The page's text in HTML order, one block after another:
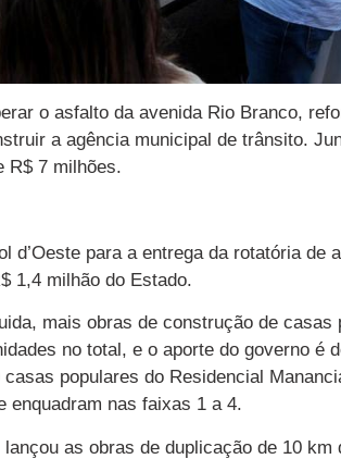
o asfalto da avenida Rio Branco,
a agência municipal de trânsito.
R$ 7 milhões.
d’Oeste para a entrega da rotatória de
1,4 milhão do Estado.
mais obras de construção de casas
no total, e o aporte do governo é
populares do Residencial
enquadram nas faixas 1 a 4.
as obras de duplicação de 10 km